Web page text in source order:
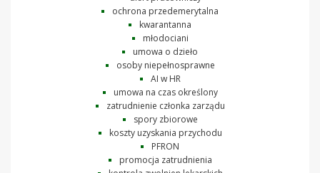
ochrona przedemerytalna
kwarantanna
młodociani
umowa o dzieło
osoby niepełnosprawne
AI w HR
umowa na czas określony
zatrudnienie członka zarządu
spory zbiorowe
koszty uzyskania przychodu
PFRON
promocja zatrudnienia